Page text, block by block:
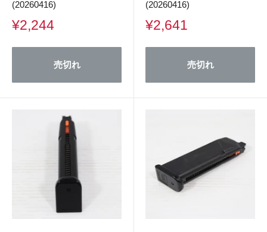
(20260416)
販
価
¥2,244
売切れ
(20260416)
販
価
¥2,641
売切れ